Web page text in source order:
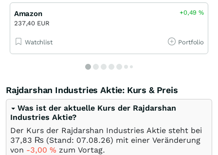
Amazon
237,40 EUR
+0,49%
Watchlist Portfolio
Rajdarshan Industries Aktie: Kurs & Preis
Was ist der aktuelle Kurs der Rajdarshan
Industries Aktie?
Der Kurs der Rajdarshan Industries Aktie steht bei
37,83 ₨ (Stand: 07.08.26) mit einer Veränderung
von -3,00 % zum Vortag.